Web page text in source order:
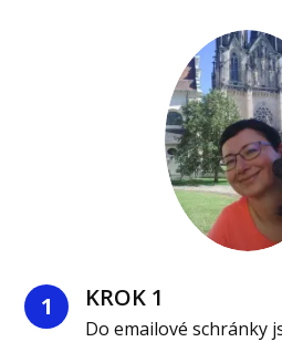
1 KROK 1
Do emailové schránky